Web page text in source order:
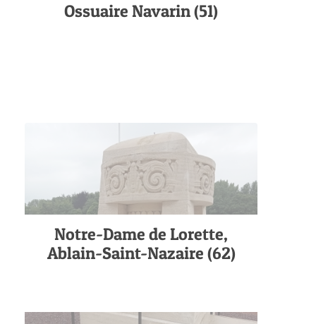
Ossuaire Navarin (51)
Notre-Dame de Lorette,
Ablain-Saint-Nazaire (62)